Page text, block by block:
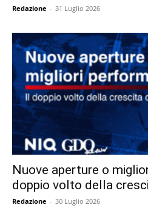
Redazione - 31 Luglio 2026
Nuove aperture o
doppio volto della
Redazione - 30 Luglio 2026